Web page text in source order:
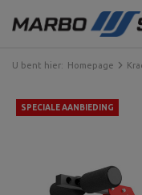
U bent hier: Homepage
SPECIALE AANBIEDING